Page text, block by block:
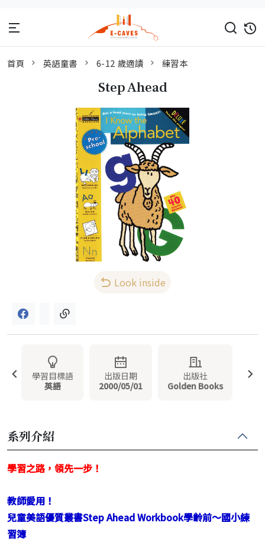
首頁 英語童書 6-12 歲適讀 練習本
Step Ahead
Look inside
學習目標語
英語
出版日期
2000/05/01
出版社
Golden Books
系列介紹
學習之路，領先一步！
教師愛用！
兒童美語優質叢書Step Ahead Workbook學齡前～國小練
習簿